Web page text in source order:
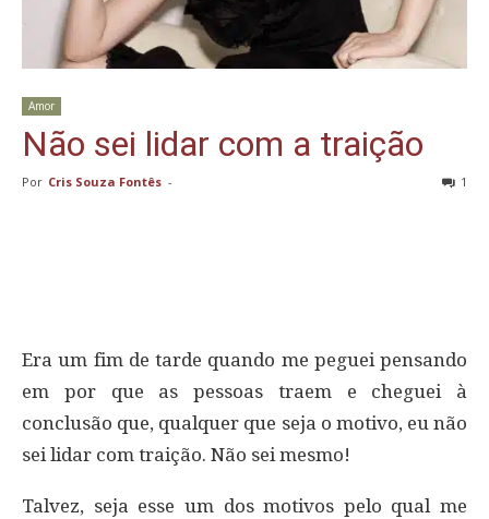
Amor
Não sei lidar com a traição
Por Cris Souza Fontês - 1
Era um fim de tarde quando me peguei pensando
em por que as pessoas traem e cheguei à
conclusão que, qualquer que seja o motivo, eu não
sei lidar com traição. Não sei mesmo!
Talvez, seja esse um dos motivos pelo qual me